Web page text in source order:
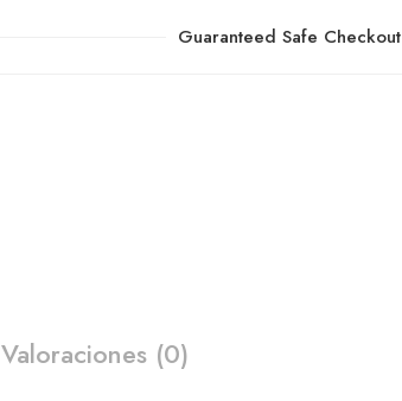
Guaranteed Safe Checkout
Valoraciones (0)